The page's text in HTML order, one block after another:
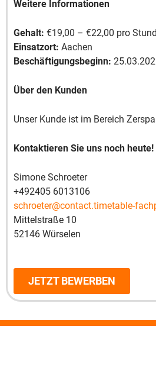
Weitere Informationen
Gehalt: €19,00 – €22,00 pro
Einsatzort: Aachen
Beschäftigungsbeginn:
Über den Kunden
Unser Kunde ist im Bereich
Kontaktieren Sie uns noch heute!
Simone Schroeter
+492405 6013106
schroeter@contact.timetable-
Mittelstraße 10
52146 Würselen
JETZT BEWERBEN